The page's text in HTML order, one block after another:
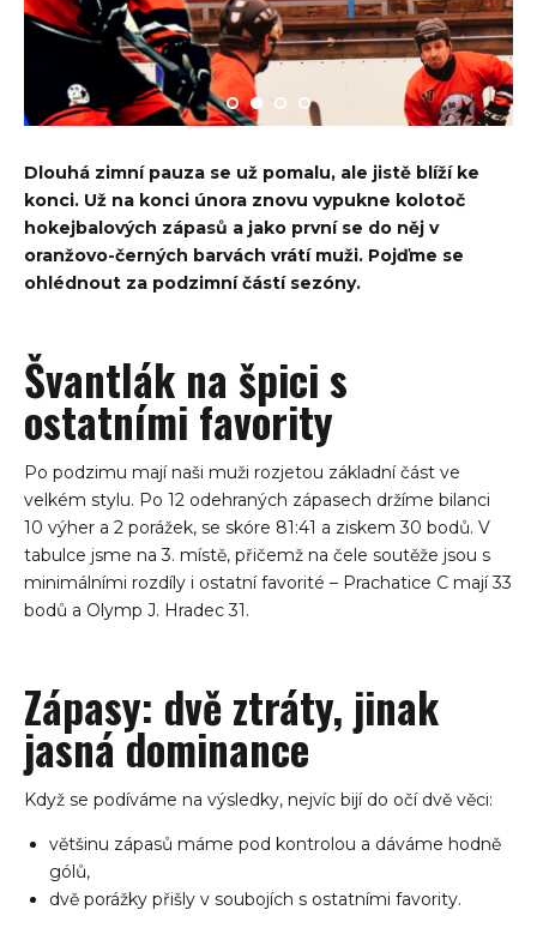
Dlouhá zimní pauza se už pomalu, ale jistě blíží ke
konci. Už na konci února znovu vypukne kolotoč
hokejbalových zápasů a jako první se do něj v
oranžovo-černých barvách vrátí muži. Pojďme se
ohlédnout za podzimní částí sezóny.
Švantlák na špici s
ostatními favority
Po podzimu mají naši muži rozjetou základní část ve
velkém stylu. Po 12 odehraných zápasech držíme bilanci
10 výher a 2 porážek, se skóre 81:41 a ziskem 30 bodů. V
tabulce jsme na 3. místě, přičemž na čele soutěže jsou s
minimálními rozdíly i ostatní favorité – Prachatice C mají 33
bodů a Olymp J. Hradec 31.
Zápasy: dvě ztráty, jinak
jasná dominance
Když se podíváme na výsledky, nejvíc bijí do očí dvě věci:
většinu zápasů máme pod kontrolou a dáváme hodně
gólů,
dvě porážky přišly v soubojích s ostatními favority.